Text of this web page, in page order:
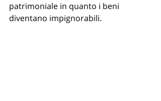
patrimoniale in quanto i beni
diventano impignorabili.